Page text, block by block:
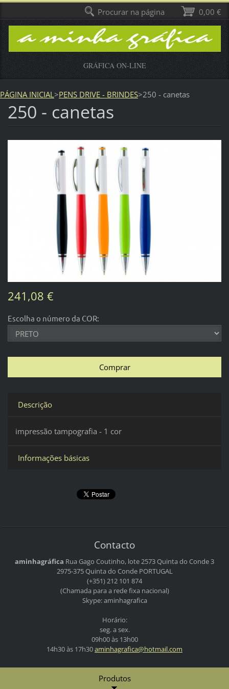
GRÁFICA ON-LINE
PÁGINA INICIAL >PENS DRIVE - BRINDES>250 - canetas
250 - canetas
241,08 €
Escolha o número da COR:
Descrição
impressão tampografia - 1 cor
Informações básicas
Contacto
aminhagráfica Rua Gago Coutinho, lote 2573Quinta do Conde 3
2975-375 Quinta do CondePORTUGAL
(+351) 212 101 874
(Chamada para a rede fixa nacional)
Skype: aminhagrafica
Horário:
seg. a sex.
09h00 às 13h00
14h30 às 17h30aminhagrafica@hotmail.com
Produtos
0,00 €
Procurar na página